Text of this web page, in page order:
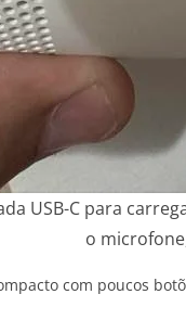
USB-C para
o
com poucos